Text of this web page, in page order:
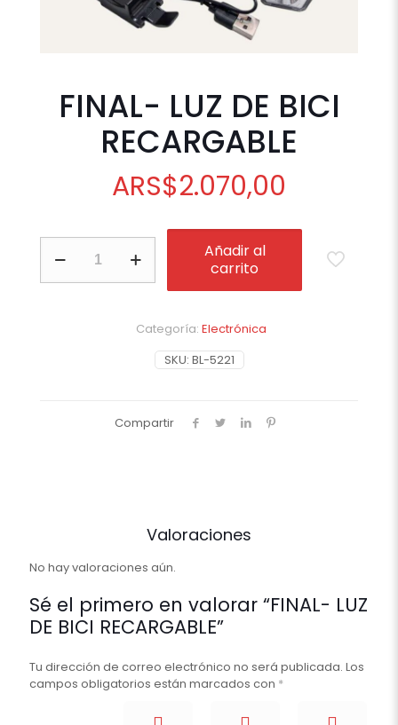
FINAL- LUZ DE BICI
RECARGABLE
ARS$2.070,00
LUZ
DE
Añadir al
carrito
SKU: BL-5221
Categoría: Electrónica
Compartir
Valoraciones
No hay valoraciones aún.
Sé el primero en valorar “FINAL- LUZ
DE BICI RECARGABLE”
Tu dirección de correo electrónico no será publicada. Los
campos obligatorios están marcados con *